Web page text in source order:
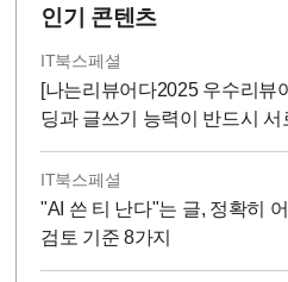
인기 콘텐츠
IT북스페셜
[나는리뷰어다2025 우수리뷰
딩과 글쓰기 능력이 반드시 서
만...!"
IT북스페셜
"AI 쓴 티 난다"는 글, 정확히
검토 기준 8가지